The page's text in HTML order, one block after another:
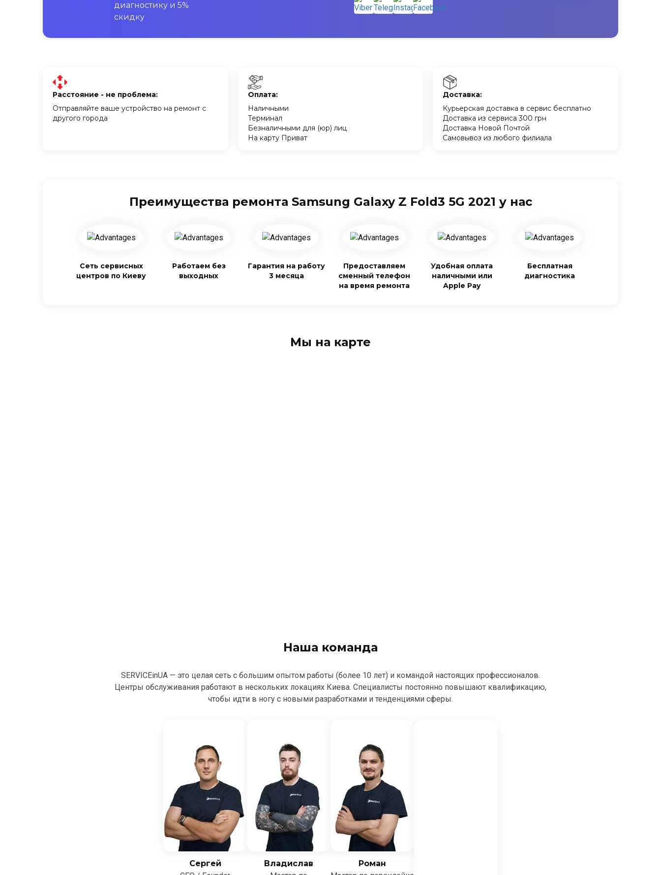
диагностику и 5%
скидку
Расстояние - не проблема:
Отправляйте ваше устройство на ремонт с
другого города
Оплата:
Наличными
Терминал
Безналичными для (юр) лиц
На карту Приват
Доставка:
Курьерская доставка в сервис бесплатно
Доставка из сервиса 300 грн
Доставка Новой Почтой
Самовывоз из любого филиала
Преимущества ремонта Samsung Galaxy Z Fold3 5G 2021 у нас
Сеть сервисных
центров по Киеву
Работаем без
выходных
Гарантия на работу
3 месяца
Предоставляем
сменный телефон
на время ремонта
Удобная оплата
наличными или
Apple Pay
Бесплатная
диагностика
Мы на карте
Наша команда
SERVICEinUA — это целая сеть с большим опытом работы (более 10 лет) и командой настоящих профессионалов.
Центры обслуживания работают в нескольких локациях Киева. Специалисты постоянно повышают квалификацию,
чтобы идти в ногу с новыми разработками и тенденциями сферы.
Сергей
Владислав
Роман